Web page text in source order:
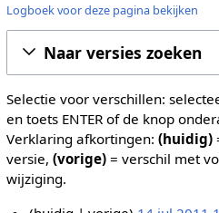
Logboek voor deze pagina bekijken
Naar versies zoeken
Selectie voor verschillen:
en toets ENTER of de knop
Verklaring afkortingen: (huidig)
versie, (vorige)= verschil met
wijziging.